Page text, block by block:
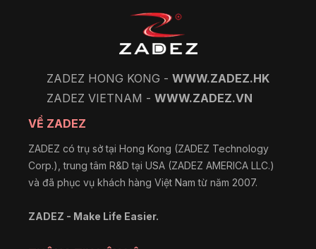
ZADEZ HONG KONG - WWW.ZADEZ.HK
ZADEZ VIETNAM - WWW.ZADEZ.VN
VỀ ZADEZ
ZADEZ có trụ sở tại Hong Kong (ZADEZ Technology
Corp.), trung tâm R&D tại USA (ZADEZ AMERICA LLC.)
và đã phục vụ khách hàng Việt Nam từ năm 2007.
ZADEZ - Make Life Easier.